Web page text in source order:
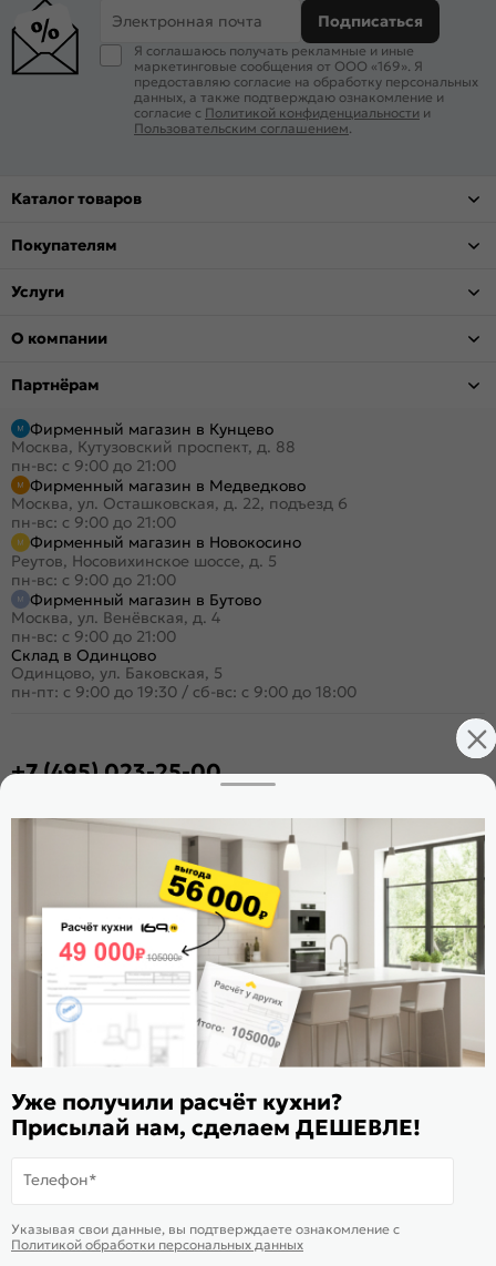
Электронная почта Подписаться
Я соглашаюсь получать рекламные и иные
маркетинговые сообщения от ООО «169». Я
предоставляю согласие на обработку персональных
данных, а также подтверждаю ознакомление и
согласие с Политикой конфиденциальности и
Пользовательским соглашением.
Каталог товаров
Покупателям
Услуги
О компании
Партнёрам
Фирменный магазин в Кунцево
Москва, Кутузовский проспект, д. 88
пн-вс: с 9:00 до 21:00
Фирменный магазин в Медведково
Москва, ул. Осташковская, д. 22, подъезд 6
пн-вс: с 9:00 до 21:00
Фирменный магазин в Новокосино
Реутов, Носовихинское шоссе, д. 5
пн-вс: с 9:00 до 21:00
Фирменный магазин в Бутово
Москва, ул. Венёвская, д. 4
пн-вс: с 9:00 до 21:00
Склад в Одинцово
Одинцово, ул. Баковская, 5
пн-пт: с 9:00 до 19:30 / сб-вс: с 9:00 до 18:00
+7 (495) 023-25-00
Расскажите о нас
Поделиться
Оцените магазин
ИКС 1180
© 2015—2026 Интернет-магазин мебели Mebel169.ru
Пользовательское соглашение
Политика обработки персональных данных
Карта сайта
технологии
Уже получили расчёт кухни?
Присылай нам, сделаем ДЕШЕВЛЕ!
Телефон*
Указывая свои данные, вы подтверждаете ознакомление c
Политикой обработки персональных данных